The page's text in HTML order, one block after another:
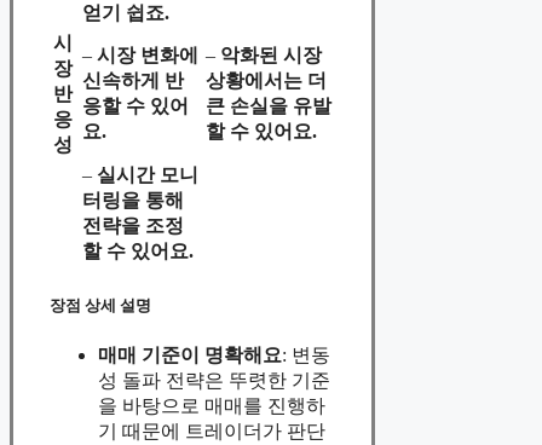
얻기 쉽죠.
시
장
반
응
성
– 시장 변화에
신속하게 반
응할 수 있어
요.
– 악화된 시장
상황에서는 더
큰 손실을 유발
할 수 있어요.
– 실시간 모니
터링을 통해
전략을 조정
할 수 있어요.
장점 상세 설명
매매 기준이 명확해요: 변동
성 돌파 전략은 뚜렷한 기준
을 바탕으로 매매를 진행하
기 때문에 트레이더가 판단